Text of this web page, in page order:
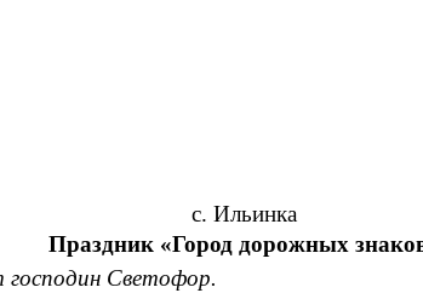
с. Ильинка
Праздник «Город дорожных
господин Светофор.